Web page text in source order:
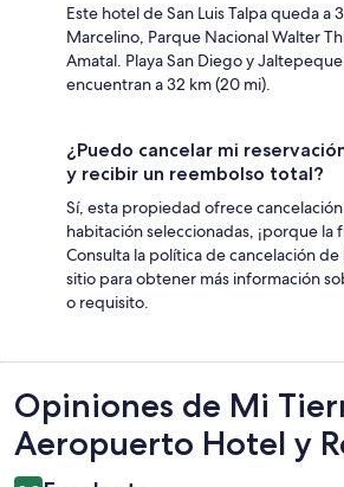
Este hotel de San Luis Talpa queda a
Marcelino, Parque Nacional Walter
Amatal. Playa San Diego y
encuentran a 32 km (20 mi).
¿Puedo cancelar mi
y recibir un reembolso total?
Sí, esta propiedad ofrece
habitación seleccionadas, ¡porque
Consulta la política de cancelación
sitio para obtener más información
o requisito.
Opiniones
Opiniones de Mi
Aeropuerto Hotel y